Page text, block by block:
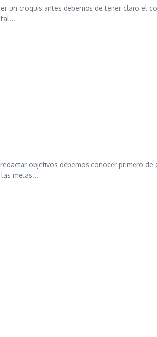
un croquis antes debemos de tener claro el
objetivos debemos conocer primero de
metas...